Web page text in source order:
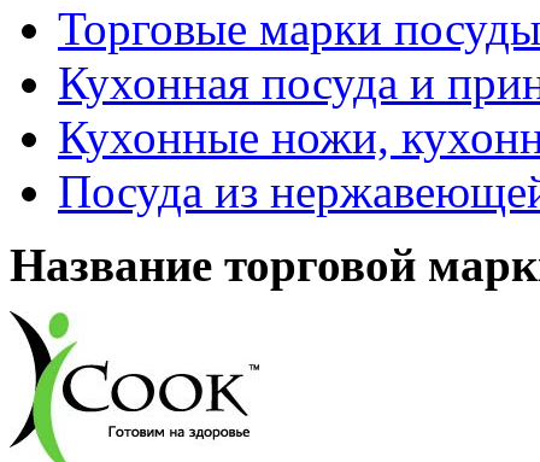
Торговые марки посуды
Кухонная посуда и
Кухонные ножи,
Посуда из
Название торговой